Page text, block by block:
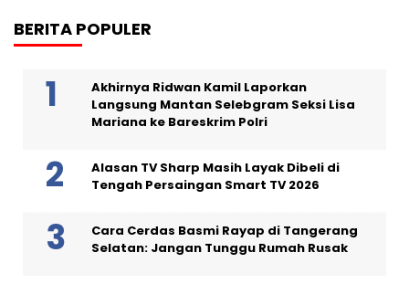
BERITA POPULER
Akhirnya Ridwan Kamil Laporkan
Langsung Mantan Selebgram Seksi Lisa
Mariana ke Bareskrim Polri
Alasan TV Sharp Masih Layak Dibeli di
Tengah Persaingan Smart TV 2026
Cara Cerdas Basmi Rayap di Tangerang
Selatan: Jangan Tunggu Rumah Rusak